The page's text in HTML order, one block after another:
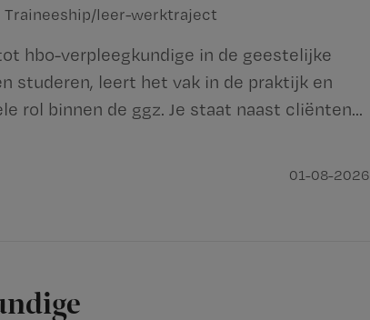
Traineeship/leer-werktraject
hbo-verpleegkundige in de geestelijke
studeren, leert het vak in de praktijk en
rol binnen de ggz. Je staat naast cliënten...
01-08-2026